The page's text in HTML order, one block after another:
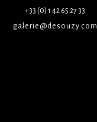
+33 (0) 1 42 65 27 33
galerie@desouzy.com